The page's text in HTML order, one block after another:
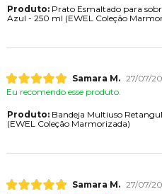
Produto:Prato Esmaltado para
Azul - 250 ml (EWEL Coleção
Samara M. 27/07/
Eu recomendo esse produto.
Produto:Bandeja Multiuso
(EWEL Coleção Marmorizada)
Samara M. 27/07/